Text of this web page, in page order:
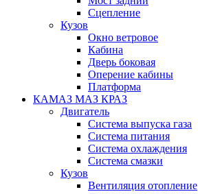
Сцепление
Кузов
Окно ветровое
Кабина
Дверь боковая
Оперение кабины
Платформа
КАМАЗ МАЗ КРАЗ
Двигатель
Система выпуска газа
Система питания
Система охлаждения
Система смазки
Кузов
Вентиляция отопление